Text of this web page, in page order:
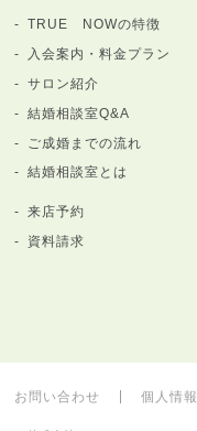
TRUE NOWの特徴
入会案内・料金プラン
サロン紹介
結婚相談室Q&A
ご成婚までの流れ
結婚相談室とは
来店予約
資料請求
お問い合わせ 個人情